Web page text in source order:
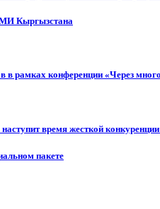
Кыргызстана
рамках конференции «Через
время жесткой
пакете